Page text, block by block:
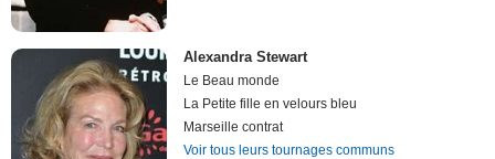
Alexandra Stewart
Le Beau monde
La Petite fille en velours bleu
Marseille contrat
Voir tous leurs tournages communs